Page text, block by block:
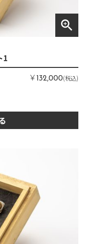
zoom_in
1
￥132,000(税込)